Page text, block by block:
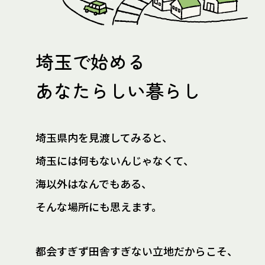
埼玉で始める
あなたらしい暮らし
埼玉県内を見渡してみると、
埼玉には何もないんじゃなくて、
海以外はなんでもある、
そんな場所にも思えます。
都会すぎず田舎すぎない立地だからこそ、